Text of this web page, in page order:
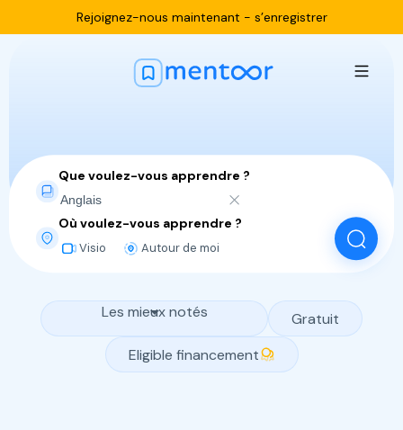
Rejoignez-nous maintenant - s’enregistrer
Que voulez-vous apprendre ?
Où voulez-vous apprendre ?
Visio Autour de moi
Les mieux notés
Gratuit
Eligible financement